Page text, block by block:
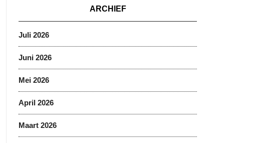
ARCHIEF
Juli 2026
Juni 2026
Mei 2026
April 2026
Maart 2026